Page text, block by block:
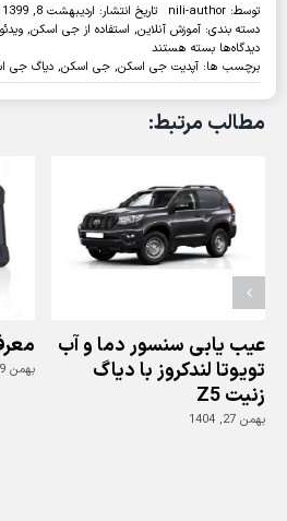
توسط: nili-author
تاریخ انتشار: اردیبهشت 8, 1399
دسته بندی: آموزش آنلاین, استفاده از جی اسکن,
دیدگاه‌ها برای
ویدئو:
آموزش
نحوه
بارگزاری
جی
اسکن
بسته هستند
برچسب ها: آپدیت جی اسکن, جی اسکن, دیاگ جی
مطالب مرتبط:
عیب یابی سنسور دما و آب
تویوتا لندکروز با دیاگ
زنیت Z5
بهمن 27, 1404
بهمن 19, 1404